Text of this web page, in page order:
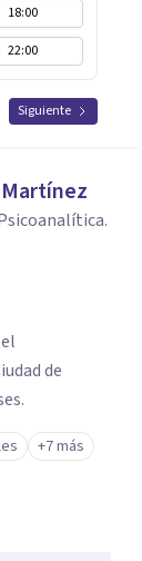
18:00
22:00
Siguiente
de
+7 más